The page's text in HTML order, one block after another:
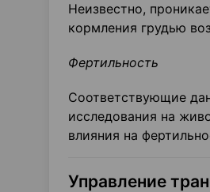
Неизвестно,
кормления грудью
Фертильность
Соответствующие
исследования на
влияния на
Управление